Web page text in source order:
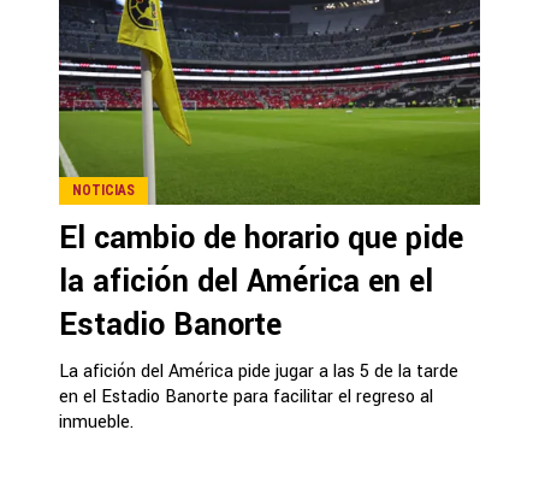
NOTICIAS
El cambio de horario que pide
la afición del América en el
Estadio Banorte
La afición del América pide jugar a las 5 de la tarde
en el Estadio Banorte para facilitar el regreso al
inmueble.